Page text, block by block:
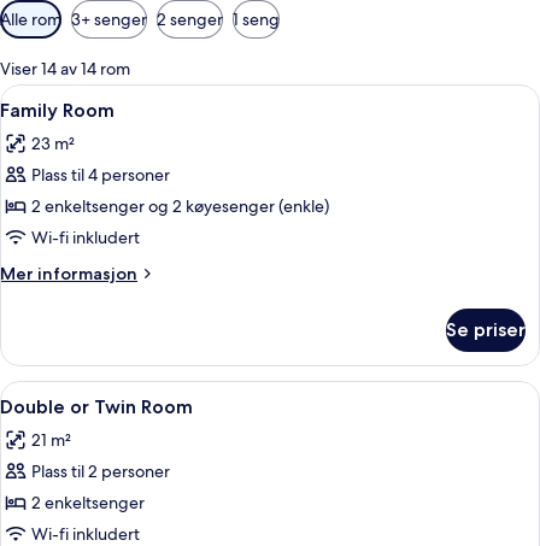
Tilgjengelige
filtre
for
rom
Alle rom 3+ senger 2 senger 1 seng
Viser 14 av 14 rom
Åpne
alle
bildene
av
Family
Room
Family Room | Allergitestet
4
Family Room
23 m²
Plass til 4 personer
2 enkeltsenger og 2 køyesenger (enkle)
Wi-fi inkludert
Mer informasjon
Mer
Room
Se priser
Åpne
alle
bildene
av
Double
or
Double or Twin Room | Allergitestet
5
Double or Twin Room
21 m²
Plass til 2 personer
2 enkeltsenger
Wi-fi inkludert